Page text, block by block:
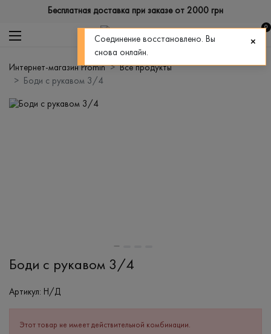
Бесплатная доставка при заказе от 2000 грн
0
Интернет-магазин Promin
Все продукты
Боди с рукавом 3/4
Боди с рукавом 3/4
Артикул: Н/Д
Этот товар не имеет действительной комбинации.
Соединение восстановлено. Вы
снова онлайн.